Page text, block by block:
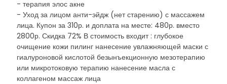
- терапия элос акне
- Уход за лицом анти-эйдж (нет старению) с массажем
лица. Купон за 310р. и доплата на месте: 480р. вместо
2800р. Скидка 72% В стоимость входит : глубокое
очищение кожи пилинг нанесение увлажняющей маски с
гиалуроновой кислотой безынъекционную мезотерапию
или микротоковую терапию нанесение масла с
коллагеном массаж лица